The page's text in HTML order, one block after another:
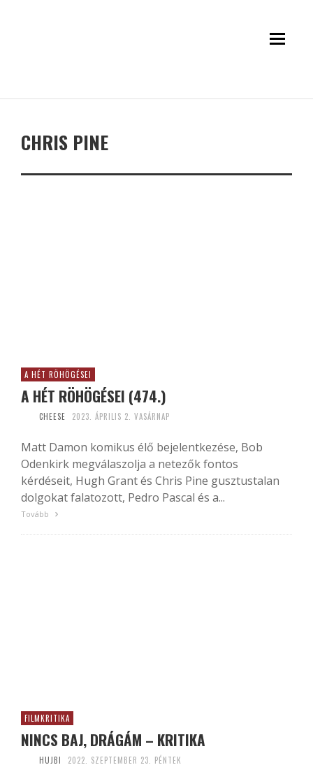
CHRIS PINE
A HÉT RÖHÖGÉSEI
A HÉT RÖHÖGÉSEI (474.)
CHEESE 2023. ÁPRILIS 2. VASÁRNAP
Matt Damon komikus élő bejelentkezése, Bob
Odenkirk megválaszolja a netezők fontos
kérdéseit, Hugh Grant és Chris Pine gusztustalan
dolgokat falatozott, Pedro Pascal és a...
Tovább
FILMKRITIKA
NINCS BAJ, DRÁGÁM – KRITIKA
HUJBI 2022. SZEPTEMBER 23. PÉNTEK